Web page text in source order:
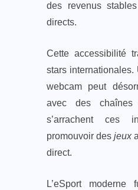
des revenus
directs.
Cette accessibilité
stars internationales.
webcam peut
avec des chaînes
s’arrachent ces
promouvoir desjeux
direct.
L’eSport moderne